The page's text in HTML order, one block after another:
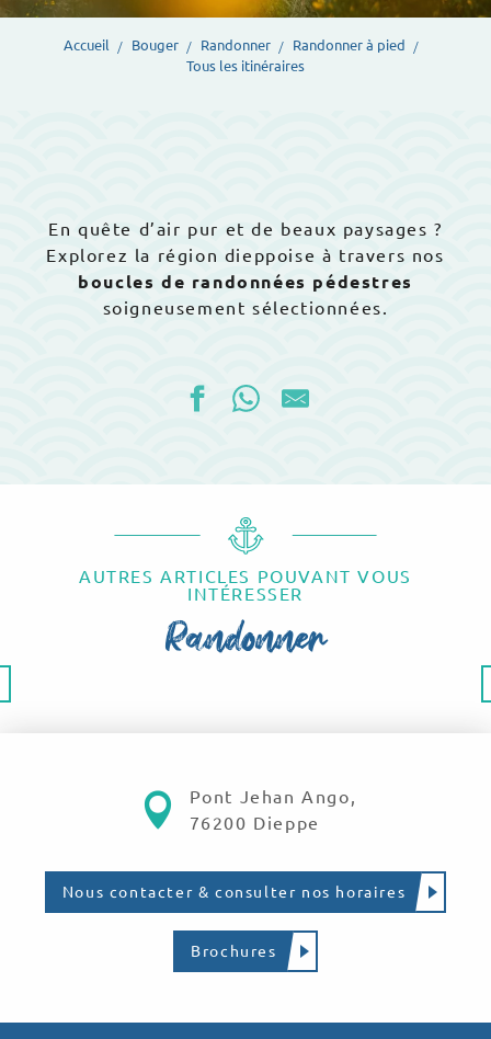
Accueil Bouger Randonner
Randonner à pied
Tous les itinéraires
En quête d’air pur et de beaux paysages ?
Explorez la région dieppoise à travers nos
boucles de randonnées pédestres
soigneusement sélectionnées.
Dieppe Côté Mer II
Les trois gorges de l'Ailly
Parcours Trail · Dieppe, Berneval-le-Grand
Parcours Trail · Jean-Paul Villain
AUTRES ARTICLES POUVANT VOUS
INTÉRESSER
Randonner
Pont Jehan Ango,
76200 Dieppe
Nous contacter & consulter nos horaires
Brochures